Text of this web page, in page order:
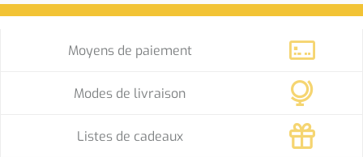
Moyens de paiement
Modes de livraison
Listes de cadeaux